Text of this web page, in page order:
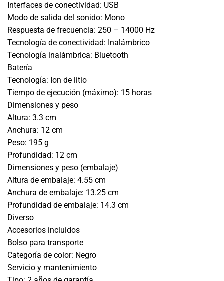
Interfaces de conectividad: USB
Modo de salida del sonido: Mono
Respuesta de frecuencia: 250 – 14000 Hz
Tecnología de conectividad: Inalámbrico
Tecnología inalámbrica: Bluetooth
Batería
Tecnología: Ion de litio
Tiempo de ejecución (máximo): 15 horas
Dimensiones y peso
Altura: 3.3 cm
Anchura: 12 cm
Peso: 195 g
Profundidad: 12 cm
Dimensiones y peso (embalaje)
Altura de embalaje: 4.55 cm
Anchura de embalaje: 13.25 cm
Profundidad de embalaje: 14.3 cm
Diverso
Accesorios incluidos
Bolso para transporte
Categoría de color: Negro
Servicio y mantenimiento